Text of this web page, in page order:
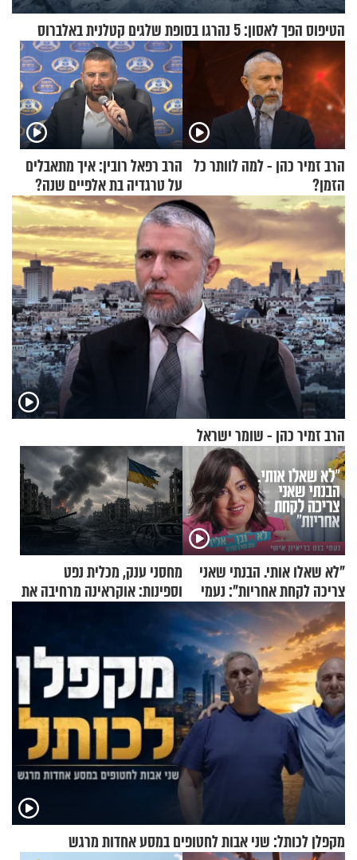
הטיפוס הפך לאסון: 5 נהרגו בסופת שלגים קטלנית באלברוס
הרב זמיר כהן - למה לוותר כל
הזמן?
הרב רפאל רובין: איך מתאבלים
על טרגדיה בת אלפיים שנה?
הרב זמיר כהן - שומר ישראל
"לא שאלו אותי. הבנתי שאני
צריכה לקחת אחריות": נעמי
בנט בריאיון אישי
מחסני ענק, מכלית נפט
וספינות: אוקראינה מרחיבה את
התקיפות בעומק רוסיה
מקפלן לכותל: שני אבות לחטופים במסע אחדות מרגש